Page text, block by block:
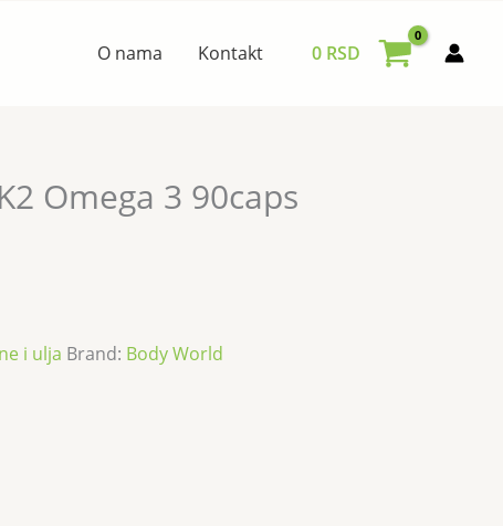
O nama Kontakt 0 RSD
Omega 3 90caps
i ulja Brand: Body World